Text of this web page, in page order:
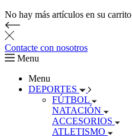
No hay más artículos en su carrito
Contacte con nosotros
Menu
Menu
DEPORTES
FÚTBOL
NATACIÓN
ACCESORIOS
ATLETISMO